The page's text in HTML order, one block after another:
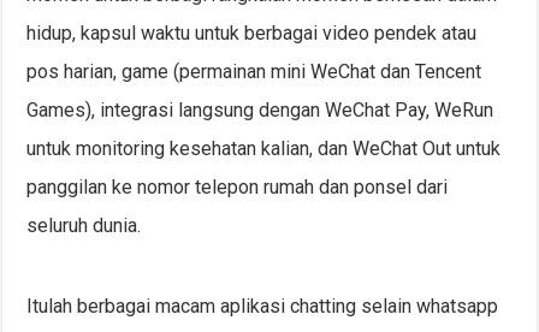
hidup, kapsul waktu untuk berbagai video pendek atau
pos harian, game (permainan mini WeChat dan Tencent
Games), integrasi langsung dengan WeChat Pay, WeRun
untuk monitoring kesehatan kalian, dan WeChat Out untuk
panggilan ke nomor telepon rumah dan ponsel dari
seluruh dunia.
Itulah berbagai macam aplikasi chatting selain whatsapp